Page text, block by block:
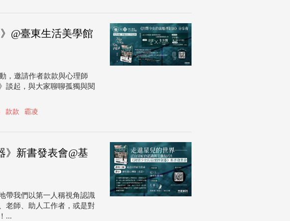
@臺東生活美學館
，邀請作者款款與心理師
談起，與大家聊聊孤獨與閱
款款 霸凌
》新書發表會@基
帶我們以第一人稱視角認識
老師、助人工作者，或是對
...